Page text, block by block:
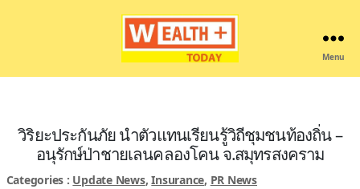
Menu
วิริยะประกันภัย นำตัวแทนเรียนรู้วิถีชุมชนท้องถิ่น –
อนุรักษ์ป่าชายเลนคลองโคน จ.สมุทรสงคราม
Categories : Update News,Insurance, PR News